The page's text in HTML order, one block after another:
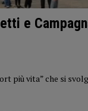
e
più vita” che si